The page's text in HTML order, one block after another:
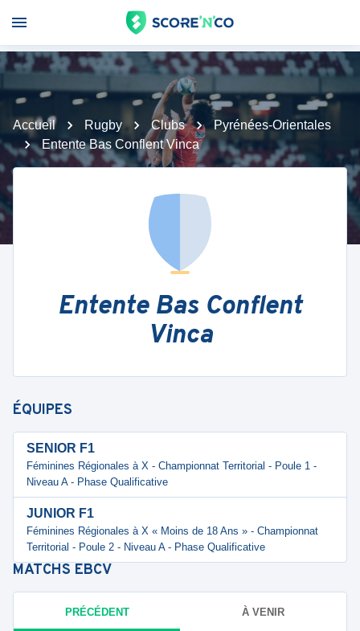
Accueil Rugby Clubs
Pyrénées-Orientales
Entente Bas Conflent Vinca
Entente Bas Conflent
Vinca
ÉQUIPES
SENIOR F1
Féminines Régionales à X - Championnat Territorial - Poule 1 -
Niveau A - Phase Qualificative
JUNIOR F1
Féminines Régionales à X « Moins de 18 Ans » - Championnat
Territorial - Poule 2 - Niveau A - Phase Qualificative
MATCHS EBCV
PRÉCÉDENT À VENIR